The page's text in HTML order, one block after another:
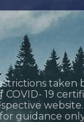
19
guidance